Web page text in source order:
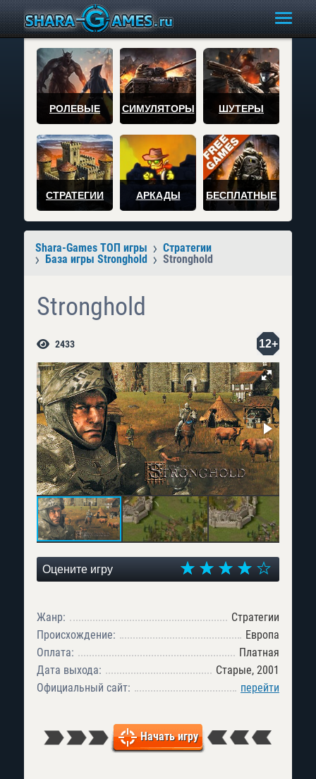
РОЛЕВЫЕ СИМУЛЯТОРЫ ШУТЕРЫ
СТРАТЕГИИ АРКАДЫ БЕСПЛАТНЫЕ
Shara-Games ТОП игры
Стратегии
База игры Stronghold
Stronghold
Stronghold
2433 12+
Оцените игру
Жанр:
Стратегии
Происхождение:
Европа
Оплата:
Платная
Дата выхода:
Старые, 2001
Официальный сайт:
перейти
Начать игру